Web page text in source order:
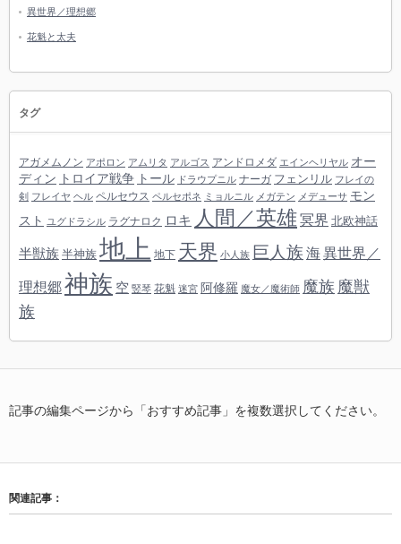
異世界／理想郷
花魁と太夫
タグ
アガメムノン アポロン アムリタ アルゴス アンドロメダ エインヘリヤル オー
ディン トロイア戦争 トール ドラウプニル ナーガ フェンリル フレイの
剣 フレイヤ ヘル ペルセウス ペルセポネ ミョルニル メガテン メデューサ モン
スト
ユグドラシル ラグナロク ロキ 人間／英雄冥界 北欧神話
半獣族 半神族 地上 地下 天界 小人族 巨人族 海異世界／
理想郷神族 空 竪琴 花魁 迷宮 阿修羅 魔女／魔術師 魔族 魔獣
族
記事の編集ページから「おすすめ記事」を複数選択してください。
関連記事：